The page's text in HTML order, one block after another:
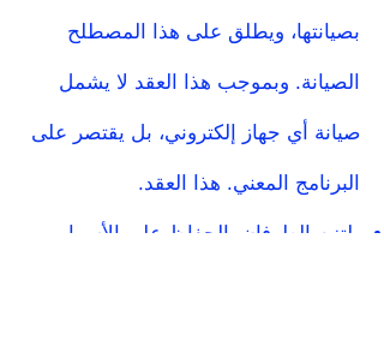
بصيانتها، ويطلق على هذا المصطلح
الصيانة. وبموجب هذا العقد لا يشمل
صيانة أي جهاز إلكتروني، بل يقتصر على
البرنامج المعني. هذا العقد.
يلتزم الطرفان بالحفاظ على الأسرار